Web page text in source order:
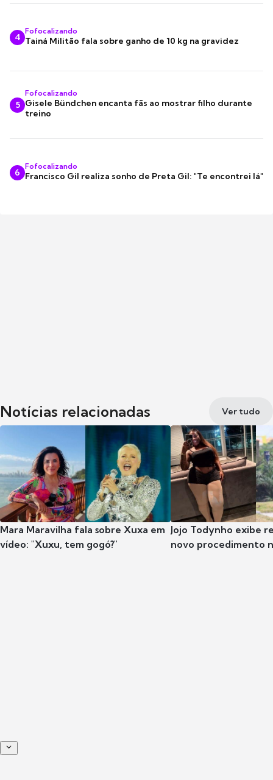
4
Fofocalizando
Tainá Militão fala sobre ganho de 10 kg na gravidez
5
Fofocalizando
Gisele Bündchen encanta fãs ao mostrar filho durante
treino
6
Fofocalizando
Francisco Gil realiza sonho de Preta Gil: "Te encontrei lá"
Notícias relacionadas Ver tudo
Mara Maravilha fala sobre Xuxa em
vídeo: "Xuxu, tem gogó?"
Jojo Todynho exibe
novo procedimento